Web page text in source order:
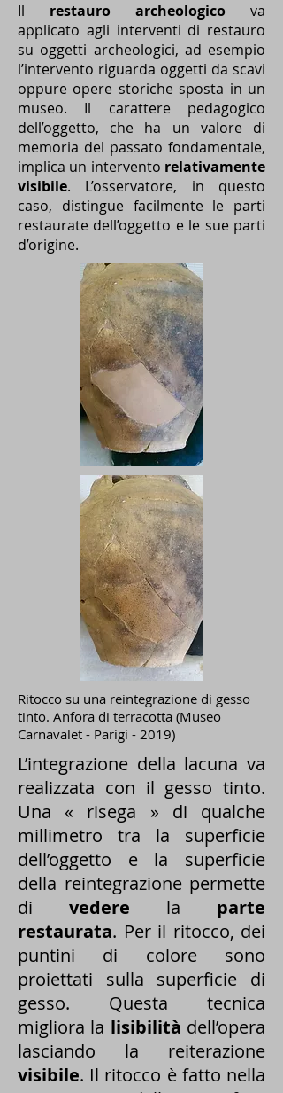
Il restauro archeologico va
applicato agli interventi di restauro
su oggetti archeologici, ad esempio
l’intervento riguarda oggetti da scavi
oppure opere storiche sposta in un
museo. Il carattere pedagogico
dell’oggetto, che ha un valore di
memoria del passato fondamentale,
implica un intervento relativamente
visibile. L’osservatore, in questo
caso, distingue facilmente le parti
restaurate dell’oggetto e le sue parti
d’origine.
Ritocco su una reintegrazione di gesso
tinto. Anfora di terracotta (Museo
Carnavalet - Parigi - 2019)
L’integrazione della lacuna va
realizzata con il gesso tinto.
Una « risega » di qualche
millimetro tra la superficie
dell’oggetto e la superficie
della reintegrazione permette
di vedere la parte
restaurata. Per il ritocco, dei
puntini di colore sono
proiettati sulla superficie di
gesso. Questa tecnica
migliora la lisibilità dell’opera
lasciando la reiterazione
visibile. Il ritocco è fatto nella